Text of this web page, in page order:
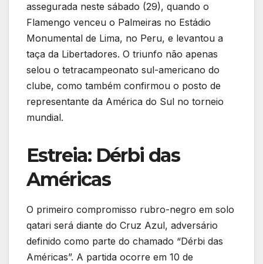
assegurada neste sábado (29), quando o
Flamengo venceu o Palmeiras no Estádio
Monumental de Lima, no Peru, e levantou a
taça da Libertadores. O triunfo não apenas
selou o tetracampeonato sul-americano do
clube, como também confirmou o posto de
representante da América do Sul no torneio
mundial.
Estreia: Dérbi das
Américas
O primeiro compromisso rubro-negro em solo
qatari será diante do Cruz Azul, adversário
definido como parte do chamado “Dérbi das
Américas”. A partida ocorre em 10 de